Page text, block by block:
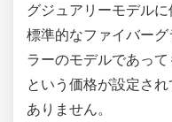
グジュアリーモデルに
標準的なファイバー
ラーのモデルであっ
という価格が設定さ
ありません。